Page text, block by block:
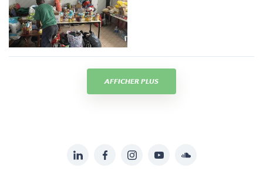
AFFICHER PLUS
LinkedInFacebookInstagramYouTubeSoundcloud